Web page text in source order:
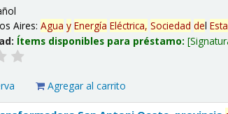
Aires:Agua y Energía Eléctrica, Sociedad del
Ítems disponibles para préstamo:
Agregar al carrito